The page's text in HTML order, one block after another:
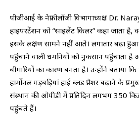
पीजीआई के नेफ्रोलॉजी विभागाध्यक्ष Dr.
हाइपरटेंशन को “साइलेंट किलर” कहा जाता है,
इसके लक्षण सामने नहीं आते। लगातार बढ़ा हुआ
पहुंचाने वाली धमनियों को नुकसान पहुंचाता है
बीमारियों का कारण बनता है। उन्होंने बताया
हार्मोनल गड़बड़ियां हाई ब्लड प्रेशर बढ़ाने के
संस्थान की ओपीडी में प्रतिदिन लगभग 350
पहुंचते हैं।